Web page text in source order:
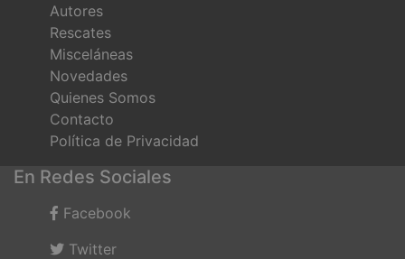
Autores
Rescates
Misceláneas
Novedades
Quienes Somos
Contacto
Política de Privacidad
En Redes Sociales
Facebook
Twitter